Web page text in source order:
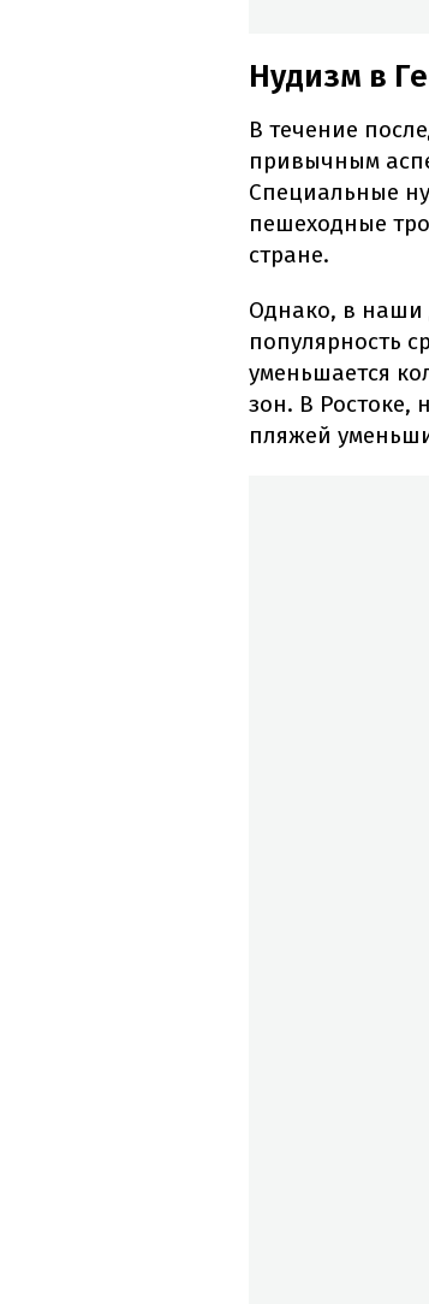
Нудизм в
В течение
привычным
Специальные
пешеходные
стране.
Однако, в наши
популярность
уменьшается
зон. В Ростоке,
пляжей